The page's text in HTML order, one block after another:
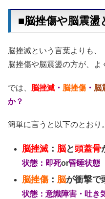
■脳挫傷や脳震盪
脳挫滅という言葉よりも、
脳挫傷や脳震盪の方が、よ
では、 脳挫滅 ・ 脳挫傷・ 脳
か？
簡単に言うと以下のとおり。
脳挫滅 ： 脳と頭蓋骨
状態：即死or昏睡状態
脳挫傷： 脳が衝撃で
状態：意識障害・吐き